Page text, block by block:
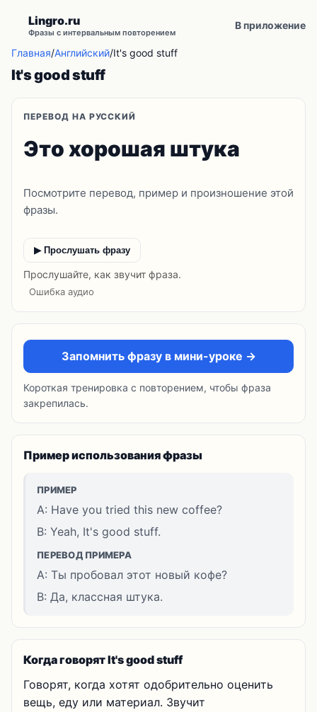
Lingro.ru
Фразы с интервальным повторением
В приложение
Главная/Английский/It's good stuff
It's good stuff
ПЕРЕВОД НА РУССКИЙ
Это хорошая штука
Посмотрите перевод, пример и произношение этой
фразы.
▶ Прослушать фразу
Прослушайте, как звучит фраза.
Ошибка аудио
Запомнить фразу в мини-уроке →
Короткая тренировка с повторением, чтобы фраза
закрепилась.
Пример использования фразы
ПРИМЕР
A: Have you tried this new coffee?
B: Yeah, It's good stuff.
ПЕРЕВОД ПРИМЕРА
A: Ты пробовал этот новый кофе?
B: Да, классная штука.
Когда говорят It's good stuff
Говорят, когда хотят одобрительно оценить
вещь, еду или материал. Звучит